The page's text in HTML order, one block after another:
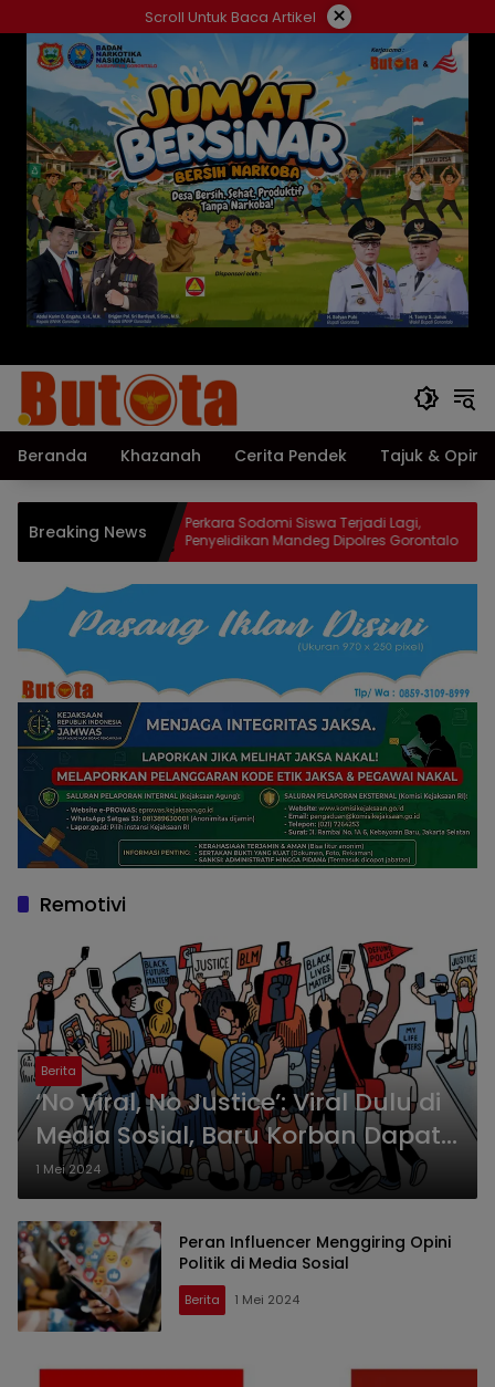
ke
konten
Scroll Untuk Baca Artikel ×
Beranda Khazanah Cerita Pendek Tajuk & Opini
Breaking NewsPerkara Sodomi Siswa Terjadi Lagi,
Penyelidikan Mandeg Dipolres Gorontalo
Remotivi
Berita
‘No Viral, No Justice’: Viral Dulu di
Media Sosial, Baru Korban Dapat
Penanganan?
1 Mei 2024
Peran Influencer Menggiring Opini
Politik di Media Sosial
Berita 1 Mei 2024